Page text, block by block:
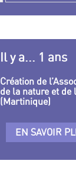
Il y a... 1 ans
Création de
de la nature et de
(Martinique)
EN SAVOIR